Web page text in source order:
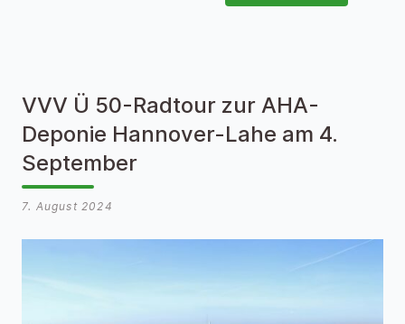
VVV Ü 50-Radtour zur AHA-
Deponie Hannover-Lahe am 4.
September
7. August 2024